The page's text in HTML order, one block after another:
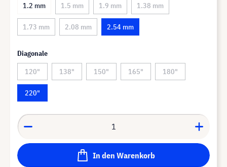
1.2 mm
1.5 mm 1.9 mm 1.38 mm
1.73 mm 2.08 mm 2.54 mm
Diagonale
120"
138" 150" 165" 180"
220"
In den Warenkorb